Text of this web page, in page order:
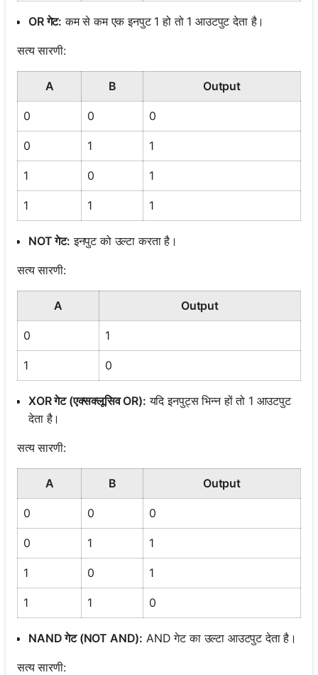
OR गेट: कम से कम एक इनपुट 1 हो तो 1 आउटपुट देता है।
सत्य सारणी:
A B Output
0 0 0
0 1 1
1 0 1
1 1 1
NOT गेट: इनपुट को उल्टा करता है।
सत्य सारणी:
A Output
0 1
1 0
XOR गेट (एक्सक्लूसिव OR): यदि इनपुट्स भिन्न हों तो 1 आउटपुट
देता है।
सत्य सारणी:
A B Output
0 0 0
0 1 1
1 0 1
1 1 0
NAND गेट (NOT AND): AND गेट का उल्टा आउटपुट देता है।
सत्य सारणी: